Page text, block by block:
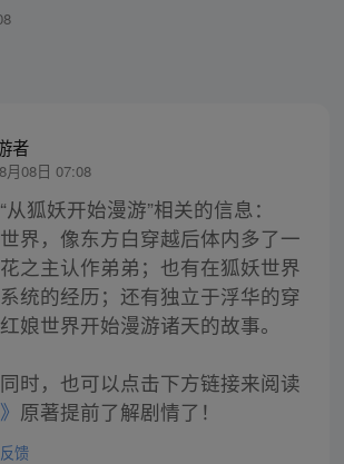
者
月08日 07:08
狐妖开始漫游”相关的信息：
界，像东方白穿越后体内多了一
之主认作弟弟；也有在狐妖世界
统的经历；还有独立于浮华的穿
娘世界开始漫游诸天的故事。
时，也可以点击下方链接来阅读
原著提前了解剧情了！
馈